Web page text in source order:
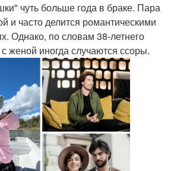
чуть больше года в браке. Пара
и часто делится романтическими
Однако, по словам 38-летнего
женой иногда случаются ссоры.